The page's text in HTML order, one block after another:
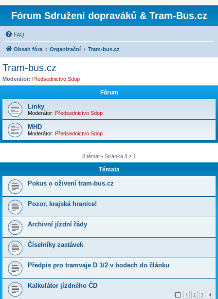
Fórum Sdružení dopraváků & Tram-Bus.cz
FAQ
Obsah fóra Organizační Tram-bus.cz
Tram-bus.cz
Moderátor: Předsednictvo Sdop
Fórum
Linky
Moderátor: Předsednictvo Sdop
MHD
Moderátor: Předsednictvo Sdop
8 témat • Stránka 1 z 1
Témata
Pokus o oživení tram-bus.cz
Pozor, krajská hranice!
Archivní jízdní řády
Číselníky zastávek
Předpis pro tramvaje D 1/2 v bodech do článku
Kalkulátor jízdného ČD
1 2 3 4